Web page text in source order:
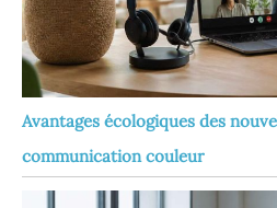
Avantages écologiques des
communication couleur